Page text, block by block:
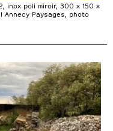
inox poli miroir, 300 x 150 x
Annecy Paysages, photo